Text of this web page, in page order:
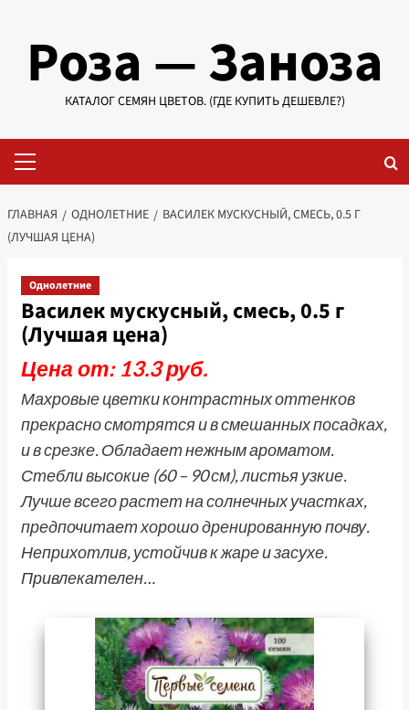
содержимому
Роза — Заноза
КАТАЛОГ СЕМЯН ЦВЕТОВ. (ГДЕ КУПИТЬ ДЕШЕВЛЕ?)
меню
ГЛАВНАЯ ОДНОЛЕТНИЕ
ВАСИЛЕК МУСКУСНЫЙ, СМЕСЬ, 0.5 Г
(ЛУЧШАЯ ЦЕНА)
Однолетние
Василек мускусный, смесь, 0.5 г
(Лучшая цена)
Цена от: 13.3 руб.
Махровые цветки контрастных оттенков
прекрасно смотрятся и в смешанных посадках,
и в срезке. Обладает нежным ароматом.
Стебли высокие (60 – 90 см), листья узкие.
Лучше всего растет на солнечных участках,
предпочитает хорошо дренированную почву.
Неприхотлив, устойчив к жаре и засухе.
Привлекателен…